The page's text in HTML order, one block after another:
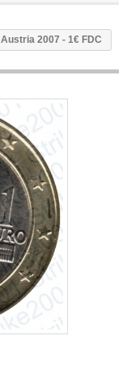
Austria 2007 - 1€ FDC